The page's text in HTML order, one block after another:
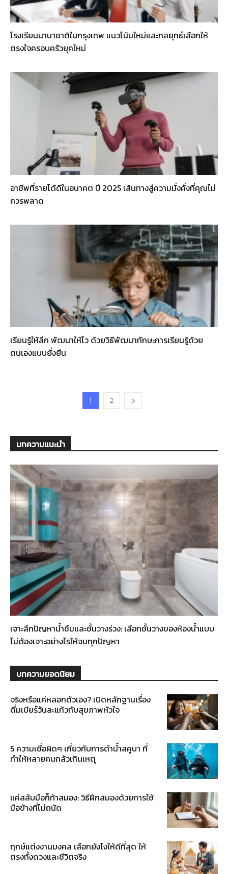
โรงเรียนนานาชาติในกรุงเทพ แนวโน้มใหม่และกลยุทธ์เลือกให้
ตรงใจครอบครัวยุคใหม่
อาชีพที่รายได้ดีในอนาคต ปี 2025 เส้นทางสู่ความมั่งคั่งที่คุณไม่
ควรพลาด
เรียนรู้ให้ลึก พัฒนาให้ไว ด้วยวิธีพัฒนาทักษะการเรียนรู้ด้วย
ตนเองแบบยั่งยืน
1 2
บทความแนะนำ
เจาะลึกปัญหาน้ำซึมและชั้นวางร่วง: เลือกชั้นวางของห้องน้ำแบบ
ไม่ต้องเจาะอย่างไรให้จบทุกปัญหา
บทความยอดนิยม
จริงหรือแค่หลอกตัวเอง? เปิดหลักฐานเรื่อง
ดื่มเบียร์วันละแก้วกับสุขภาพหัวใจ
5 ความเชื่อผิดๆ เกี่ยวกับการดำน้ำสคูบา ที่
ทำให้หลายคนกลัวเกินเหตุ
แค่สลับมือก็ท้าสมอง: วิธีฝึกสมองด้วยการใช้
มือข้างที่ไม่ถนัด
ฤกษ์แต่งงานมงคล เลือกยังไงให้ดีที่สุด ให้
ตรงทั้งดวงและชีวิตจริง